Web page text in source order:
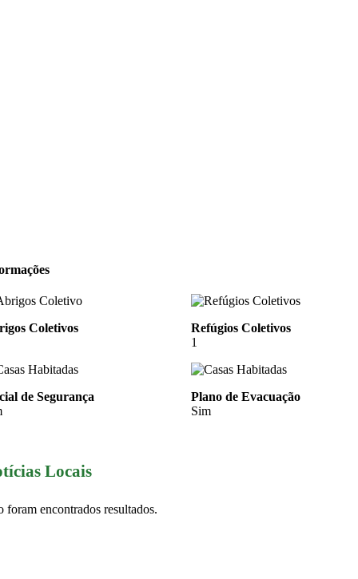
Coletivos
Refúgios Coletivos
1
de Segurança
Plano de Evacuação
Sim
Locais
foram encontrados resultados.